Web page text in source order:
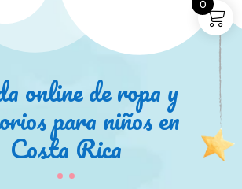
online de ropa y
para niños en
Costa Rica
0